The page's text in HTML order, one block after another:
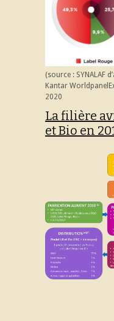
(source : SYNALAF
Kantar
2020
La filière
et Bio en